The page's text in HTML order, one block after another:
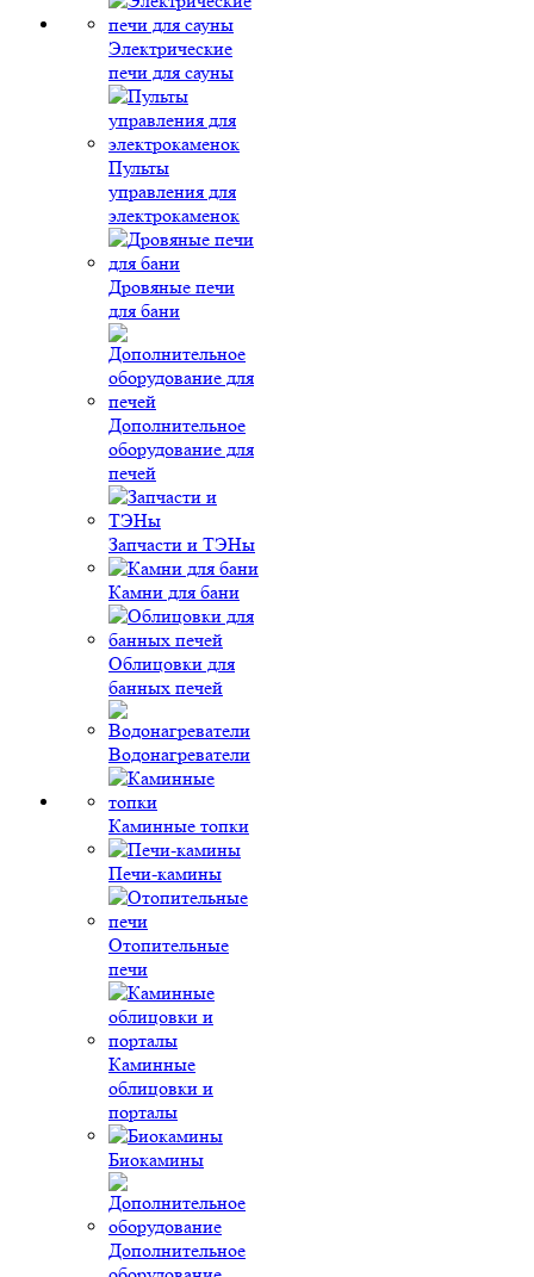
Электрические
печи для сауны
Пульты
управления для
электрокаменок
Дровяные печи
для бани
Дополнительное
оборудование для
печей
Запчасти и ТЭНы
Камни для бани
Облицовки для
банных печей
Водонагреватели
Каминные топки
Печи-камины
Отопительные
печи
Каминные
облицовки и
порталы
Биокамины
Дополнительное